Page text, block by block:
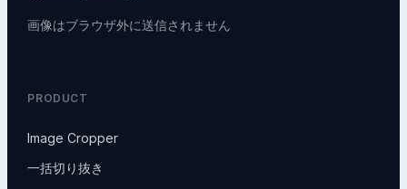
画像はブラウザ外に送信されません
PRODUCT
Image Cropper
一括切り抜き